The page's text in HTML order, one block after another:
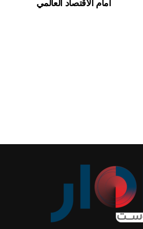
أمام الاقتصاد العالمي